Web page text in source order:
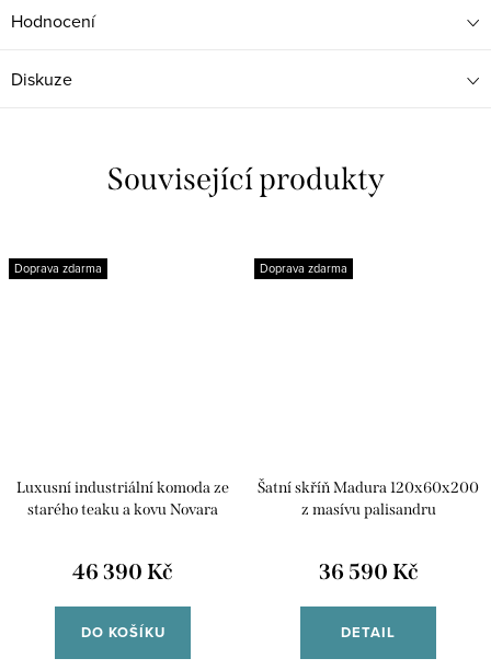
Hodnocení
Diskuze
Související produkty
Doprava zdarma
Luxusní industriální komoda ze
starého teaku a kovu Novara
46 390 Kč
DO KOŠÍKU
Doprava zdarma
Šatní skříň Madura 120x60x200
z masívu palisandru
36 590 Kč
DETAIL